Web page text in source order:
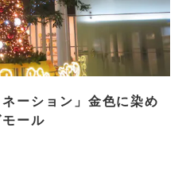
ーション」金色に染め
モール